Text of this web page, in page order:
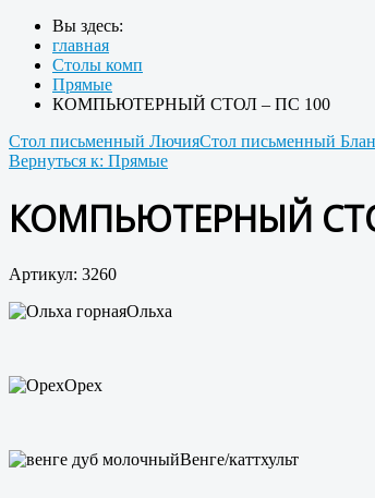
Вы здесь:
главная
Столы комп
Прямые
КОМПЬЮТЕРНЫЙ СТОЛ – ПС 100
Стол письменный ЛючияСтол письменный
Вернуться к: Прямые
КОМПЬЮТЕРНЫЙ
Артикул: 3260
Ольха
Орех
Венге/каттхульт